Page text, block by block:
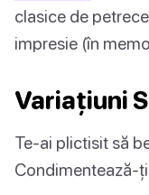
clasice de
impresie (în
Variațiuni
Te-ai plictisit să
Condimentează-